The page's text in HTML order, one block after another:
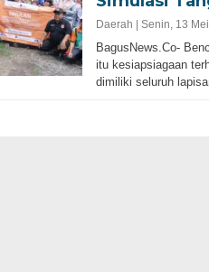
Daerah | Senin, 13
BagusNews.Co-
itu kesiapsiagaan
dimiliki seluruh
Progresif dan
Adalah